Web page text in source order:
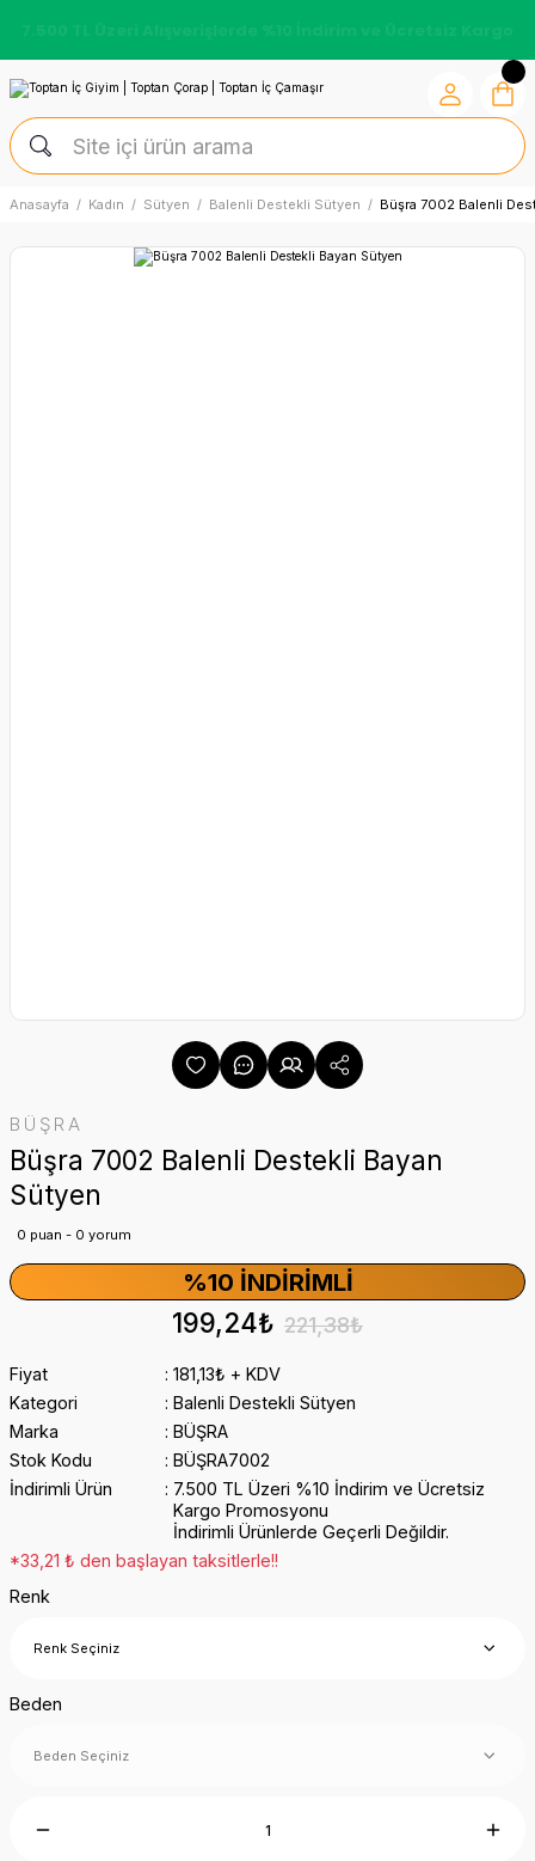
Anasayfa Kadın Sütyen Balenli Destekli Sütyen Büşra 7002 Balenli
BÜŞRA
Büşra 7002 Balenli Destekli Bayan
Sütyen
0 puan - 0 yorum
%10 İNDIRIMLI
199,24₺ 221,38₺
Fiyat
181,13₺ + KDV
Kategori
Balenli Destekli Sütyen
Marka
BÜŞRA
Stok Kodu
BÜŞRA7002
İndirimli Ürün
7.500 TL Üzeri %10 İndirim ve Ücretsiz
Kargo Promosyonu
İndirimli Ürünlerde Geçerli Değildir.
*33,21 ₺ den başlayan taksitlerle!!
Renk
Beden